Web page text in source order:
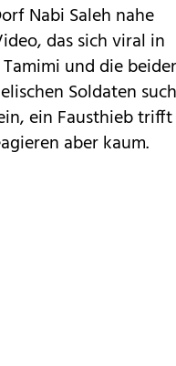
Nabi Saleh nahe
das sich viral in
und die
Soldaten
ein Fausthieb
aber kaum.